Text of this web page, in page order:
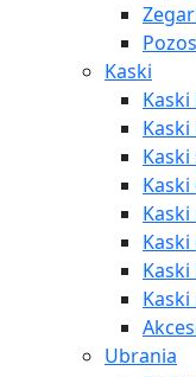
Kaski
Kaski
Kaski
Kaski
Ubrania